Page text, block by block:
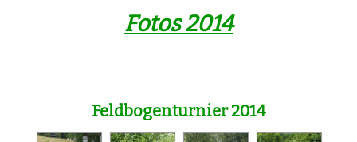
Fotos 2014
Feldbogenturnier 2014